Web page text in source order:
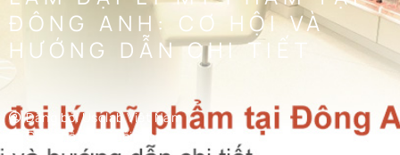
ĐÔNG ANH: CƠ HỘI VÀ
HƯỚNG DẪN CHI TIẾT
Đăng bởiUsolab Việt Nam
Cập nhật lần cuối:
Tháng 7 17, 2025